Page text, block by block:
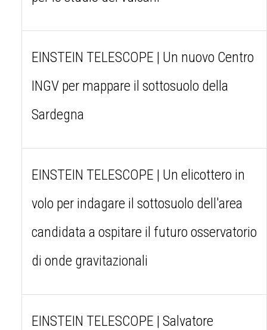
EINSTEIN TELESCOPE | Un nuovo Centro
INGV per mappare il sottosuolo della
Sardegna
EINSTEIN TELESCOPE | Un elicottero in
volo per indagare il sottosuolo dell'area
candidata a ospitare il futuro osservatorio
di onde gravitazionali
EINSTEIN TELESCOPE | Salvatore